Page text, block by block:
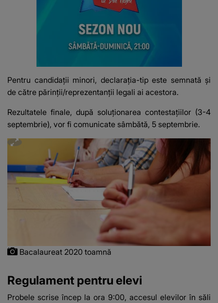
Pentru candidații minori, declarația-tip este semnată și
de către părinții/reprezentanții legali ai acestora.
Rezultatele finale, după soluționarea contestațiilor (3-4
septembrie), vor fi comunicate sâmbătă, 5 septembrie.
Bacalaureat 2020 toamnă
Regulament pentru elevi
Probele scrise încep la ora 9:00, accesul elevilor în săli